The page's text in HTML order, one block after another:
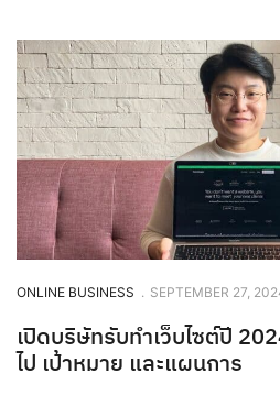
ONLINE BUSINESS . SEPTEMBER 27,
เปิดบริษัทรับทำเว็บไซต์ปี
ไป เป้าหมาย และแผนการ